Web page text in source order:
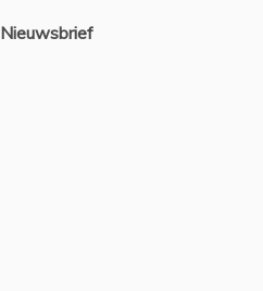
Nieuwsbrief